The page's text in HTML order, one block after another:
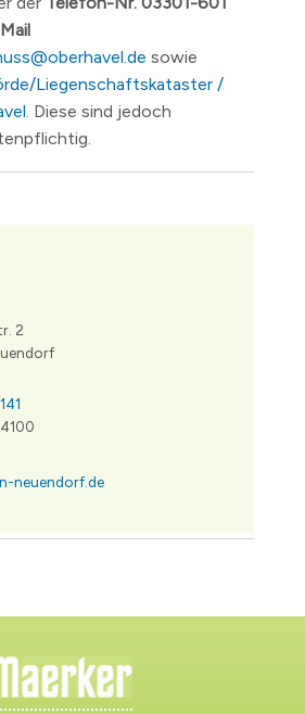
sowie
Liegenschaftskataster /
. Diese sind jedoch
2
neuendorf.de